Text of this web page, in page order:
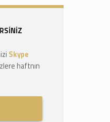
Skype
haftnın